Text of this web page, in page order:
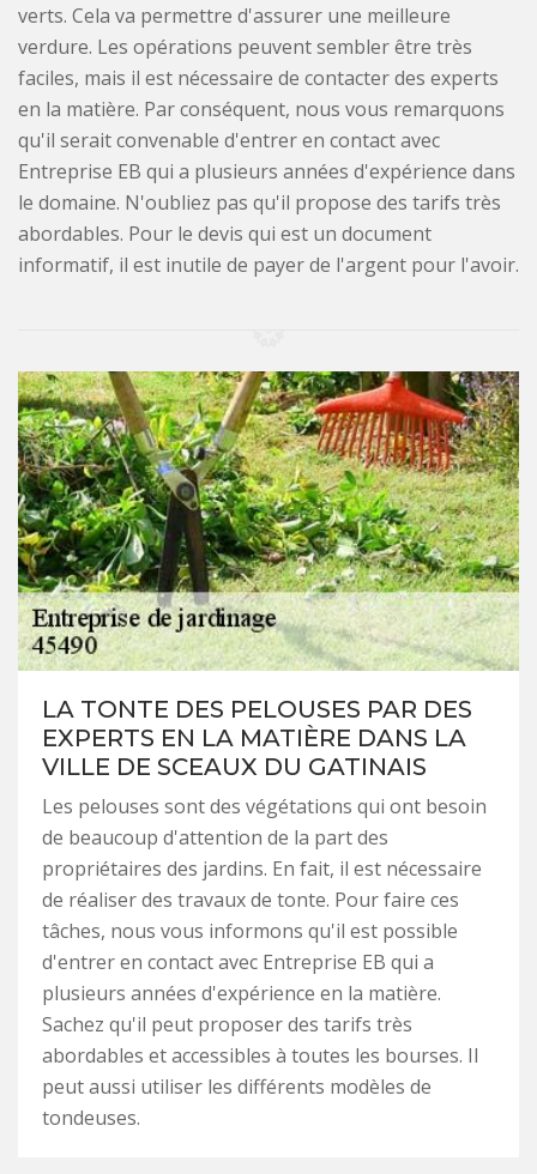
verts. Cela va permettre d'assurer une meilleure
verdure. Les opérations peuvent sembler être très
faciles, mais il est nécessaire de contacter des experts
en la matière. Par conséquent, nous vous remarquons
qu'il serait convenable d'entrer en contact avec
Entreprise EB qui a plusieurs années d'expérience dans
le domaine. N'oubliez pas qu'il propose des tarifs très
abordables. Pour le devis qui est un document
informatif, il est inutile de payer de l'argent pour l'avoir.
LA TONTE DES PELOUSES PAR DES
EXPERTS EN LA MATIÈRE DANS LA
VILLE DE SCEAUX DU GATINAIS
Les pelouses sont des végétations qui ont besoin
de beaucoup d'attention de la part des
propriétaires des jardins. En fait, il est nécessaire
de réaliser des travaux de tonte. Pour faire ces
tâches, nous vous informons qu'il est possible
d'entrer en contact avec Entreprise EB qui a
plusieurs années d'expérience en la matière.
Sachez qu'il peut proposer des tarifs très
abordables et accessibles à toutes les bourses. Il
peut aussi utiliser les différents modèles de
tondeuses.